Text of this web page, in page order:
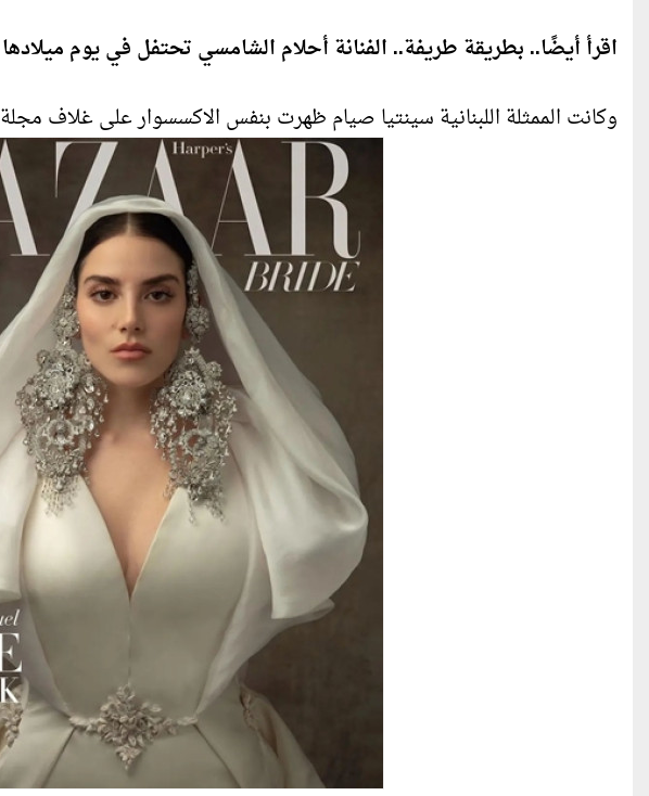
اقرأ أيضًا.. بطريقة طريفة.. الفنانة أحلام الشامسي تحتفل في يوم ميلادها
وكانت الممثلة اللبنانية سينتيا صيام ظهرت بنفس الاكسسوار على غلاف مجلة Harper's Bazaar.